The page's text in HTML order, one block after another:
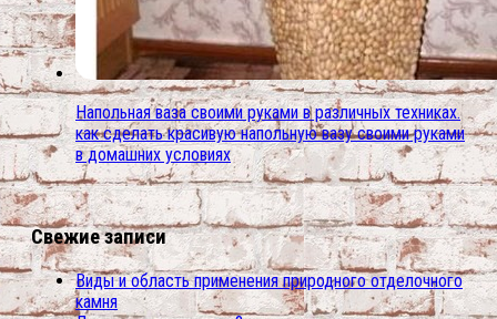
Напольная ваза своими руками в различных техниках.
как сделать красивую напольную вазу своими руками
в домашних условиях
Свежие записи
Виды и область применения природного отделочного
камня